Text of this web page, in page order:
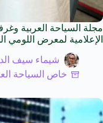
مجلة السياحة العربية
الإعلامية لمعرض اللومي
شيماء سيف
خاص السياحة